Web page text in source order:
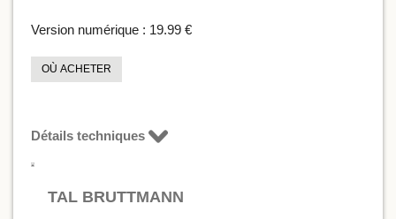
Version numérique : 19.99 €
OÙ ACHETER
Détails techniques
TAL BRUTTMANN